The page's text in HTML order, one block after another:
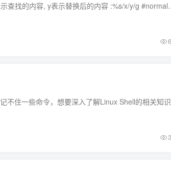
vim操作 #normal模式下 g表示全局, x表示查找